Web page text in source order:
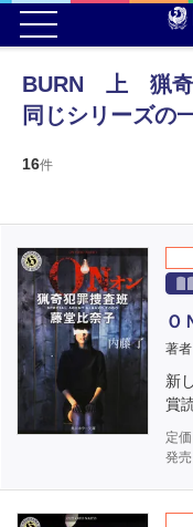
BURN 上 猟奇
同じシリーズの
16件
Ｏ
著
新
賞
定価
発